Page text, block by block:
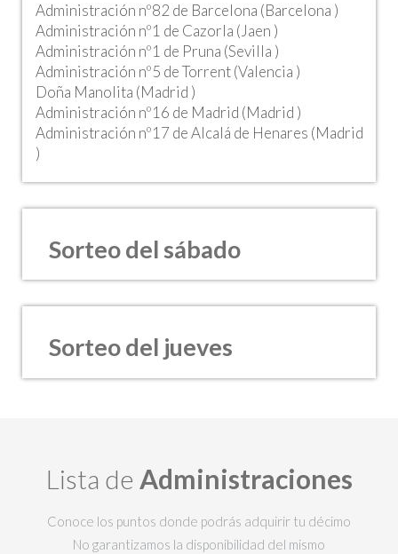
Administración nº82 de Barcelona (Barcelona )
Administración nº1 de Cazorla (Jaen )
Administración nº1 de Pruna (Sevilla )
Administración nº5 de Torrent (Valencia )
Doña Manolita (Madrid )
Administración nº16 de Madrid (Madrid )
Administración nº17 de Alcalá de Henares (Madrid
)
Sorteo del sábado
Sorteo del jueves
Lista de Administraciones
Conoce los puntos donde podrás adquirir tu décimo
No garantizamos la disponibilidad del mismo